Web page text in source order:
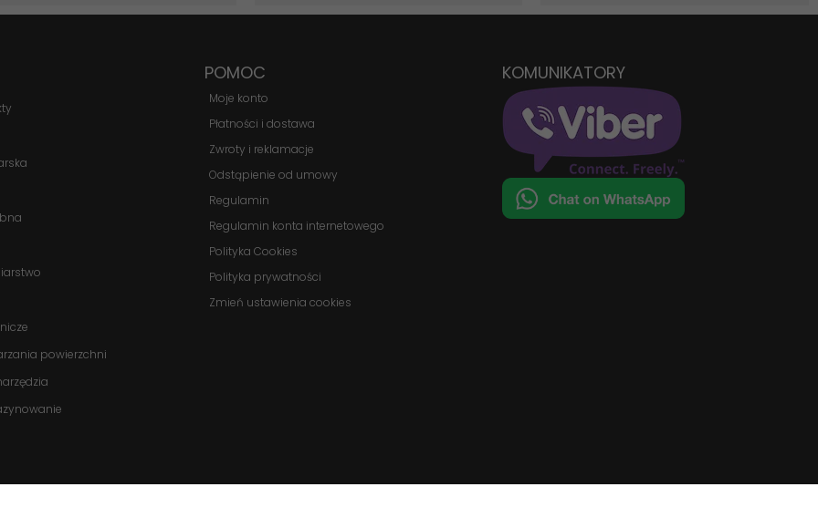
powierzchni
POMOC
Moje konto
Płatności i dostawa
Zwroty i reklamacje
Odstąpienie od umowy
Regulamin
Regulamin konta internetowego
Polityka Cookies
Polityka prywatności
Zmień ustawienia cookies
KOMUNIKATORY
internetowej.
Statystyka
Abyśmy mogli
poprawić
funkcjonalność
i strukturę
strony
internetowej,
na podstawie
tego, jak
strona jest
najlepiej